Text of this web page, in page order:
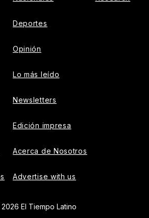
Deportes
Opinión
Lo más leído
Newsletters
Edición impresa
Acerca de Nosotros
Advertise with us
El Tiempo Latino